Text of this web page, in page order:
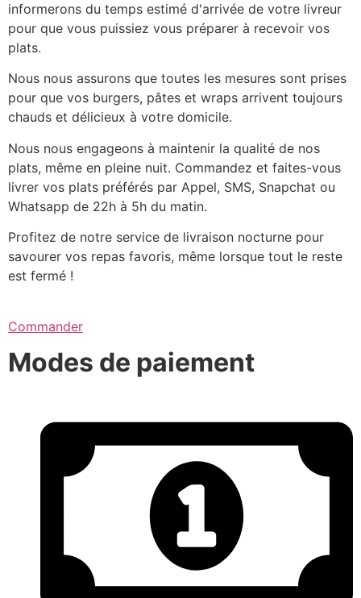
informerons du temps estimé d'arrivée de votre livreur
pour que vous puissiez vous préparer à recevoir vos
plats.
Nous nous assurons que toutes les mesures sont prises
pour que vos burgers, pâtes et wraps arrivent toujours
chauds et délicieux à votre domicile.
Nous nous engageons à maintenir la qualité de nos
plats, même en pleine nuit. Commandez et faites-vous
livrer vos plats préférés par Appel, SMS, Snapchat ou
Whatsapp de 22h à 5h du matin.
Profitez de notre service de livraison nocturne pour
savourer vos repas favoris, même lorsque tout le reste
est fermé !
Commander
Modes de paiement